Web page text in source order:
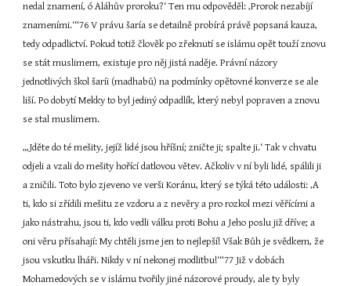
nedal znamení, ó Aláhův proroku?‘ Ten mu odpověděl: ‚Prorok nezabíjí
znameními.‘“76 V právu šaría se detailně probírá právě popsaná kauza,
tedy odpadlictví. Pokud totiž člověk po zřeknutí se islámu opět touží znovu
se stát muslimem, existuje pro něj jistá naděje. Právní názory
jednotlivých škol šaríi (madhabů) na podmínky opětovné konverze se ale
liší. Po dobytí Mekky to byl jediný odpadlík, který nebyl popraven a znovu
se stal muslimem.
„‚Jděte do té mešity, jejíž lidé jsou hříšní; zničte ji; spalte ji.‘ Tak v chvatu
odjeli a vzali do mešity hořící datlovou větev. Ačkoliv v ní byli lidé, spálili ji
a zničili. Toto bylo zjeveno ve verši Koránu, který se týká této události: ‚A
ti, kdo si zřídili mešitu ze vzdoru a z nevěry a pro rozkol mezi věřícími a
jako nástrahu, jsou ti, kdo vedli válku proti Bohu a Jeho poslu již dříve; a
oni věru přísahají: My chtěli jsme jen to nejlepší! Však Bůh je svědkem, že
jsou vskutku lháři. Nikdy v ní nekonej modlitbu!‘“77 Již v dobách
Mohamedových se v islámu tvořily jiné názorové proudy, ale ty byly